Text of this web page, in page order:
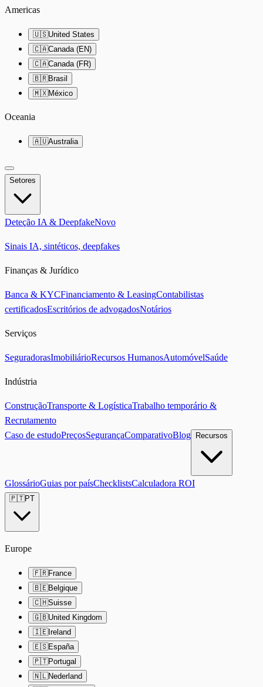
Americas
🇺🇸United States
🇨🇦Canada (EN)
🇨🇦Canada (FR)
🇧🇷Brasil
🇲🇽México
Oceania
🇦🇺Australia
Setores
Deteção IA & DeepfakeNovo
Sinais IA, sintéticos, deepfakes
Finanças & Jurídico
Banca & KYCFinanciamento & LeasingContabilistas
certificadosEscritórios de advogadosNotários
Serviços
SeguradorasImobiliárioRecursos HumanosAutomóvelSaúde
Indústria
ConstruçãoTransporte & LogísticaTrabalho temporário &
Recrutamento
Caso de estudoPreçosSegurançaComparativoBlog Recursos
GlossárioGuias por paísChecklistsCalculadora ROI
🇵🇹PT
Europe
🇫🇷France
🇧🇪Belgique
🇨🇭Suisse
🇬🇧United Kingdom
🇮🇪Ireland
🇪🇸España
🇵🇹Portugal
🇳🇱Nederland